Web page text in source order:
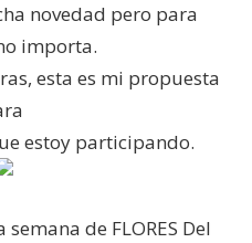
novedad pero para
importa.
esta es mi propuesta
estoy participando.
de FLORES Del